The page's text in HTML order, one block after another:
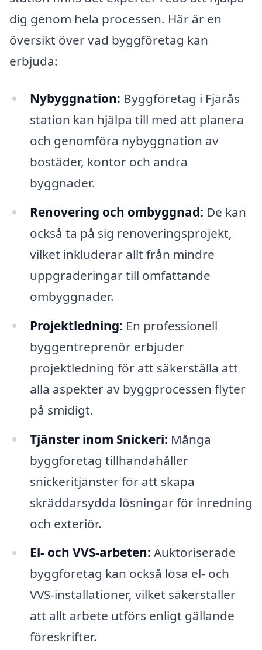
dig genom hela processen. Här är en
översikt över vad byggföretag kan
erbjuda:
Nybyggnation: Byggföretag i Fjärås
station kan hjälpa till med att planera
och genomföra nybyggnation av
bostäder, kontor och andra
byggnader.
Renovering och ombyggnad: De kan
också ta på sig renoveringsprojekt,
vilket inkluderar allt från mindre
uppgraderingar till omfattande
ombyggnader.
Projektledning: En professionell
byggentreprenör erbjuder
projektledning för att säkerställa att
alla aspekter av byggprocessen flyter
på smidigt.
Tjänster inom Snickeri: Många
byggföretag tillhandahåller
snickeritjänster för att skapa
skräddarsydda lösningar för inredning
och exteriör.
El- och VVS-arbeten: Auktoriserade
byggföretag kan också lösa el- och
VVS-installationer, vilket säkerställer
att allt arbete utförs enligt gällande
föreskrifter.